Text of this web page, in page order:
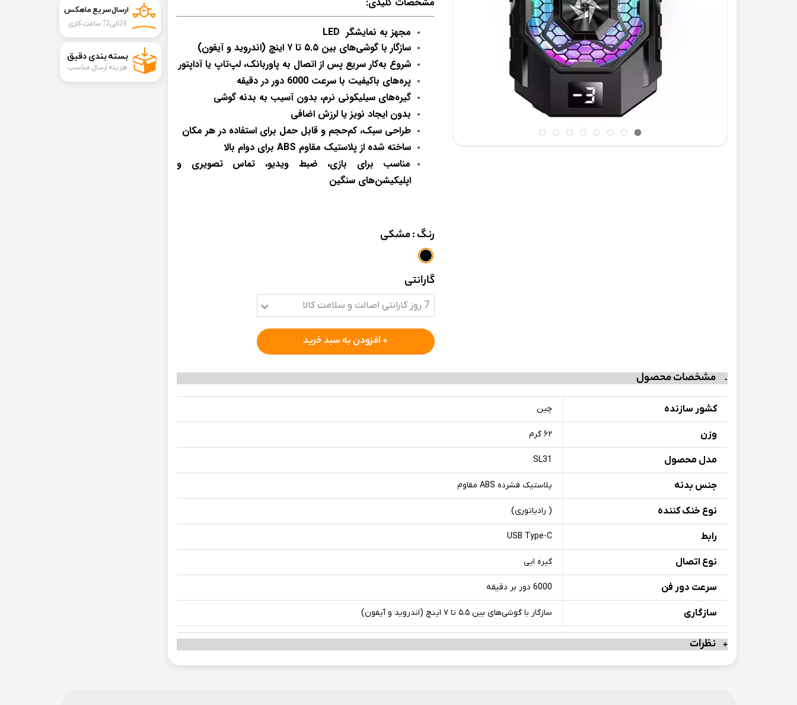
مجهز به نمایشگر LED
سازگار با گوشی‌های بین۵.۵ تا ۷ اینچ
(اندروید و آیفون)
شروع به‌کار سریع پس از اتصال به پاوربانک، لپ‌تاپ یا آداپتور
پره‌های باکیفیت باسرعت 6000 دور در دقیقه
گیره‌های سیلیکونی نرم، بدون آسیب به بدنه گوشی
بدون ایجاد نویز یا لرزش اضافی
طراحی سبک، کم‌حجم و قابل حمل برای استفاده در هر مکان
ساخته شده ازپلاستیک مقاوم ABS
برای دوام بالا
مناسب برای بازی، ضبط ویدیو، تماس تصویری و
اپلیکیشن‌های سنگین
رنگ: مشکی
گارانتی
7 روز گارانتی اصالت و سلامت کالا
+ افزودن به سبد خرید
مشخصات محصول
کشور سازنده چین
وزن ۶۲ گرم
مدل محصول SL31
جنس بدنه پلاستیک فشرده ABS مقاوم
نوع خنک کننده ( رادیاتوری)
رابط USB Type-C
نوع اتصال گیره ایی
سرعت دور فن 6000 دور بر دقیقه
سازگاری سازگار با گوشی‌های بین ۵.۵ تا ۷ اینچ (اندروید و آیفون)
نظرات
ارسال سریع ماهکس
24الی72 ساعت کاری
​بسته بندی دقیق​​​​​​​
هزینه ارسال مناسب